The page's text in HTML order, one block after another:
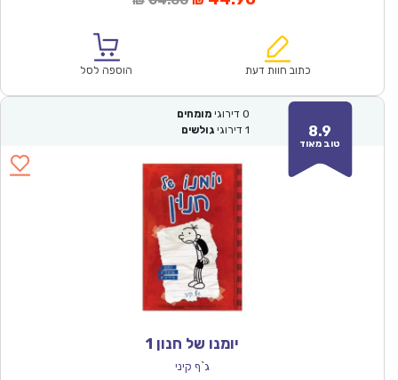
₪64.00.
הוא:
כתוב חוות דעת הוספה לסל
8.9
טוב מאוד
0 דירוגי מומחים
1 דירוגי גולשים
יומנו של חנון 1
ג`ף קיני